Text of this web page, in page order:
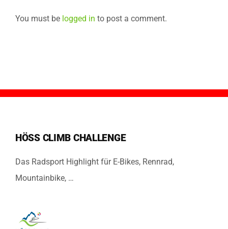
You must be logged in to post a comment.
HÖSS CLIMB CHALLENGE
Das Radsport Highlight für E-Bikes, Rennrad,
Mountainbike, …